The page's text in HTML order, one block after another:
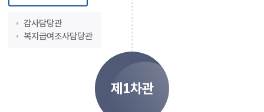
감사담당관
복지급여조사담당관
제1차관